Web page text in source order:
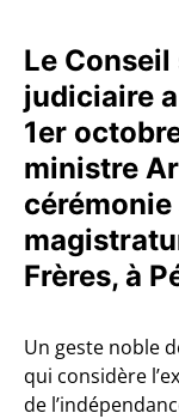
Le
judiciaire
1er
ministre
cérémonie
Frères, à
Un geste noble
qui considère
de